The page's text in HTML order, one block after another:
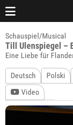
Schauspiel/Musical
Till Ulenspiegel –
Eine Liebe für
Deutsch Polski
Video